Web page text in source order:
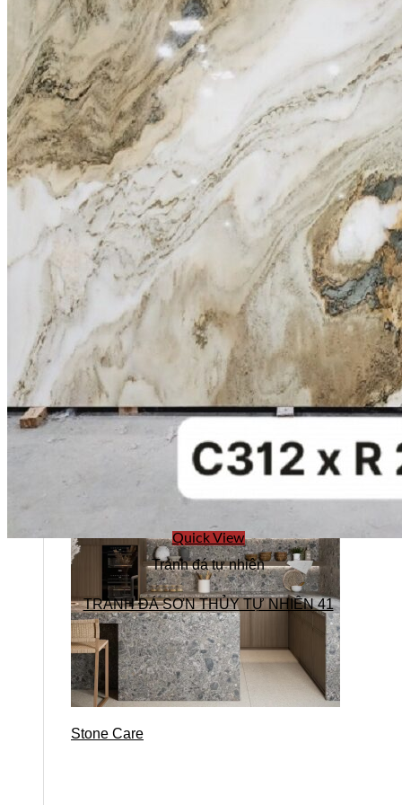
Stone design
Stone Construction
Stone Care
Quick View
Tranh đá tự nhiên
TRANH ĐÁ SƠN THỦY TỰ NHIÊN 41